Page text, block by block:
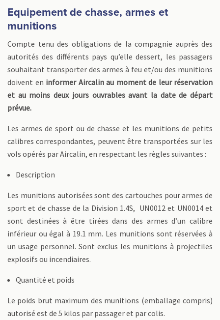
Equipement de chasse, armes et
munitions
Compte tenu des obligations de la compagnie auprès des
autorités des différents pays qu’elle dessert, les passagers
souhaitant transporter des armes à feu et/ou des munitions
doivent en informer Aircalin au moment de leur réservation
et au moins deux jours ouvrables avant la date de départ
prévue.
Les armes de sport ou de chasse et les munitions de petits
calibres correspondantes, peuvent être transportées sur les
vols opérés par Aircalin, en respectant les règles suivantes :
Description
Les munitions autorisées sont des cartouches pour armes de
sport et de chasse de la Division 1.4S, UN0012 et UN0014 et
sont destinées à être tirées dans des armes d’un calibre
inférieur ou égal à 19.1 mm. Les munitions sont réservées à
un usage personnel. Sont exclus les munitions à projectiles
explosifs ou incendiaires.
Quantité et poids
Le poids brut maximum des munitions (emballage compris)
autorisé est de 5 kilos par passager et par colis.